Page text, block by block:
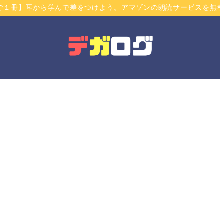
１冊】耳から学んで差をつけよう。アマゾンの朗読サービスを無